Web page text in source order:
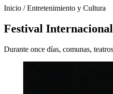
Inicio /Entretenimiento y Cultura
Festival
Durante once días, comunas,